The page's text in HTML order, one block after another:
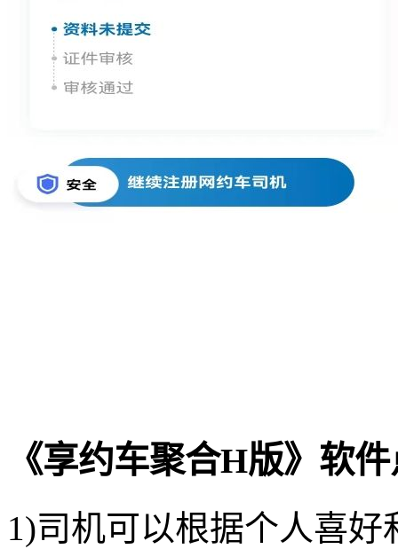
《享约车聚合H版》软
1)司机可以根据个人喜